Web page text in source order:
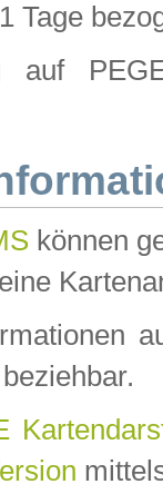
Tage
auf
können
beziehbar.